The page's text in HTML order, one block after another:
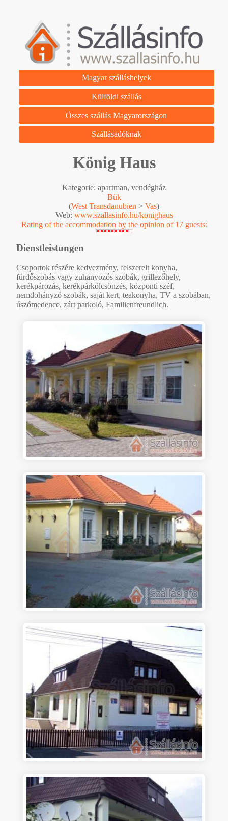
Magyar szálláshelyek
Külföldi szállás
Összes szállás Magyarországon
Szállásadóknak
König Haus
Kategorie: apartman, vendégház
Bük
(West Transdanubien > Vas)
Web: www.szallasinfo.hu/konighaus
Rating of the accommodation by the opinion of 17 guests:
Dienstleistungen
Csoportok részére kedvezmény, felszerelt konyha,
fürdőszobás vagy zuhanyozós szobák, grillezőhely,
kerékpározás, kerékpárkölcsönzés, központi széf,
nemdohányzó szobák, saját kert, teakonyha, TV a szobában,
úszómedence, zárt parkoló, Familienfreundlich.